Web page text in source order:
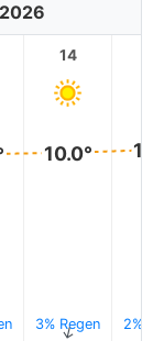
14
10.0°
3% Regen
↑ 2%